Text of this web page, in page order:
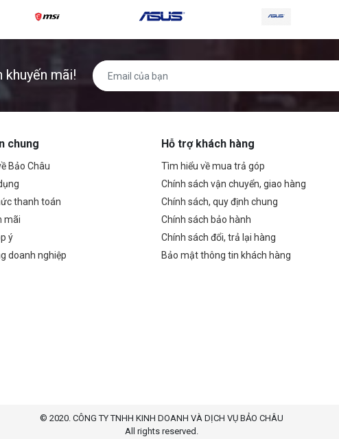
khuyến mãi!
chung
Bảo Châu
thanh toán
mãi
ý
doanh nghiệp
Hỗ trợ khách hàng
Tìm hiểu về mua trả góp
Chính sách vận chuyển, giao hàng
Chính sách, quy định chung
Chính sách bảo hành
Chính sách đổi, trả lại hàng
Bảo mật thông tin khách hàng
© 2020. CÔNG TY TNHH KINH DOANH VÀ DỊCH VỤ BẢO CHÂU
All rights reserved.